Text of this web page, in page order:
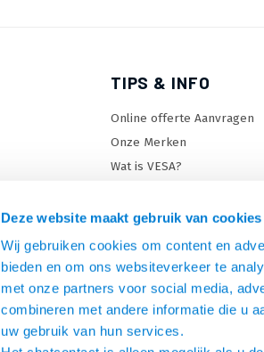
Deze website maakt gebruik van cookies
Wij gebruiken cookies om content en
bieden en om ons websiteverkeer te
met onze partners voor social media,
combineren met andere informatie die u
uw gebruik van hun services.
TIPS & INFO
Online offerte Aanvragen
Onze Merken
Wat is VESA?
TV standaard keuzehulp
TV lift keuzehulp
Monitorarm keuzehulp
SiteMap